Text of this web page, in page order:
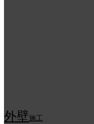
外壁施工